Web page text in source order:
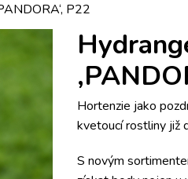
P22
Hortenzie jako
kvetoucí rostliny již
S novým